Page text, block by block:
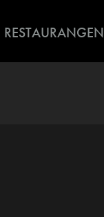
RESTAURANGEN